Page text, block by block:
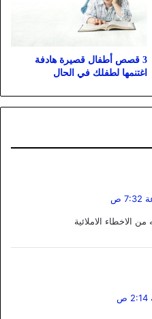
3 قصص أطفال قصيرة هادفة
اغتنمها لطفلك في الحال
الاخطاء الاملائية